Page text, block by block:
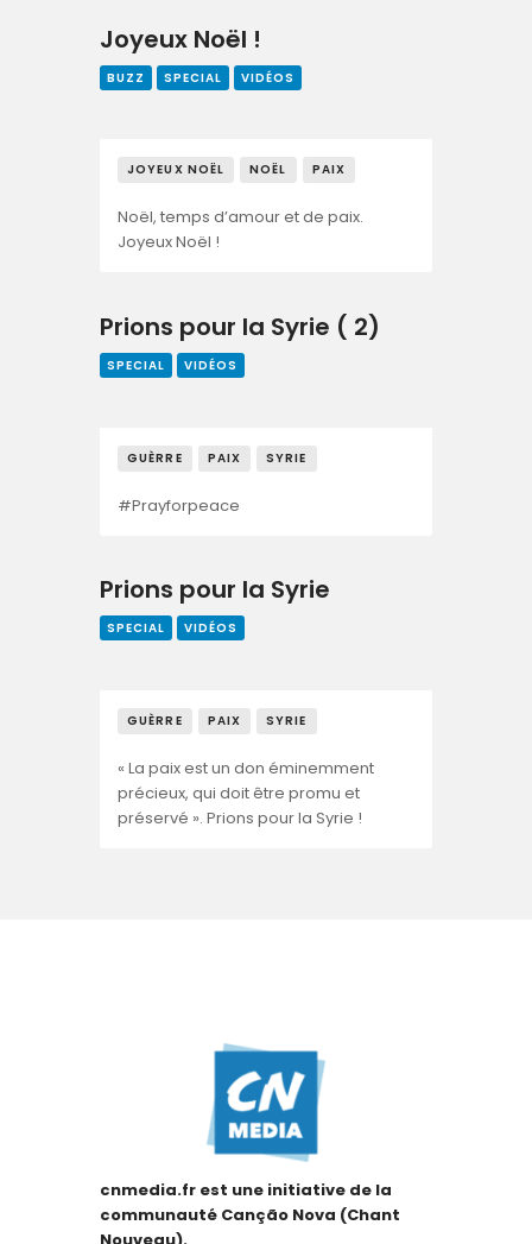
Joyeux Noël !
BUZZ SPECIAL VIDÉOS
JOYEUX NOËL NOËL PAIX
Noël, temps d’amour et de paix.
Joyeux Noël !
Prions pour la Syrie ( 2)
SPECIAL VIDÉOS
GUÈRRE PAIX SYRIE
#Prayforpeace
Prions pour la Syrie
SPECIAL VIDÉOS
GUÈRRE PAIX SYRIE
« La paix est un don éminemment
précieux, qui doit être promu et
préservé ». Prions pour la Syrie !
cnmedia.fr est une initiative de la
communauté Canção Nova (Chant